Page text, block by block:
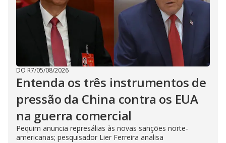
DO R7/05/08/2026
Entenda os três instrumentos de
pressão da China contra os EUA
na guerra comercial
Pequim anuncia represálias às novas sanções norte-
americanas; pesquisador Lier Ferreira analisa